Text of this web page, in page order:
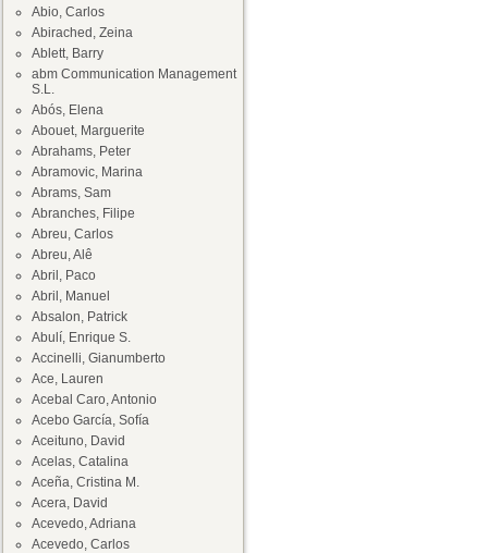
Abio, Carlos
Abirached, Zeina
Ablett, Barry
abm Communication Management
S.L.
Abós, Elena
Abouet, Marguerite
Abrahams, Peter
Abramovic, Marina
Abrams, Sam
Abranches, Filipe
Abreu, Carlos
Abreu, Alê
Abril, Paco
Abril, Manuel
Absalon, Patrick
Abulí, Enrique S.
Accinelli, Gianumberto
Ace, Lauren
Acebal Caro, Antonio
Acebo García, Sofía
Aceituno, David
Acelas, Catalina
Aceña, Cristina M.
Acera, David
Acevedo, Adriana
Acevedo, Carlos